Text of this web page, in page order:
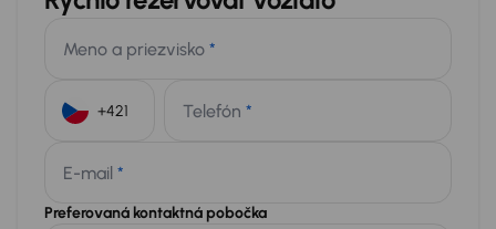
Meno a priezvisko *
Telefón *
E-mail *
Preferovaná kontaktná pobočka